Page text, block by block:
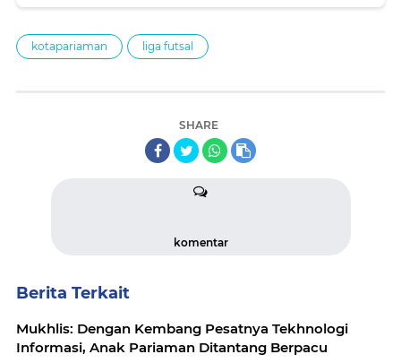
kotapariaman liga futsal
SHARE
komentar
Berita Terkait
Mukhlis: Dengan Kembang Pesatnya Tekhnologi
Informasi, Anak Pariaman Ditantang Berpacu